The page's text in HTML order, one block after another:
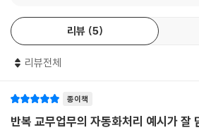
LEVEL 3 AI와 함께 만드는 업무 자동화
_[바로 실습 55] 앱스 스크립트로 클릭 한 번에
_[바로 실습 56] 구글 캘린더 일정 업로드 자
_LEVEL 3 : AI와 함께 만드는 업무 자동화
챗GPT와 앱스 스크립트를 결합해 구글 캘린더
자동화를 구현하고, 커서 AI(Cursor AI)로 더
현하는 교무실, 스트림릿과 챗GPT를 활용한
사들의 업무 부담이 늘어나는 상황에서 새로운
교사들에게 부담이 아닌 날개가 되는 순간, 아
시간이 열릴 것입니다. 이 책이 업무 효율화와
- 강윤지 (서울특별시교육청 창의미래교육과 장학사 )
리뷰 5
리뷰전체
종이책
반복 교무업무의 자동화처리 예시가 잘